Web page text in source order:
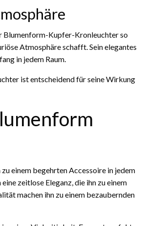
Blumenform-Kupfer-Kronleuchter so
Atmosphäre schafft. Sein elegantes
in jedem Raum.
ist entscheidend für seine Wirkung
einem begehrten Accessoire in jedem
zeitlose Eleganz, die ihn zu einem
machen ihn zu einem bezaubernden